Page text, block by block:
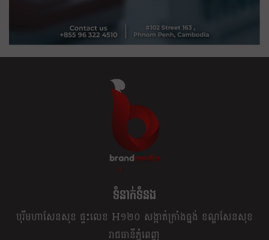
ទំនាក់ទំនង
បុរីមហាសែនសុខ ផ្ទះលេខ H១២០ សង្កាត់ក្រាំងធ្នង់ ខណ្ឌសែនសុខ
រាជធានីភ្នំពេញ